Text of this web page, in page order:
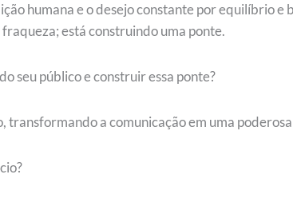
humana e o desejo constante por equilíbrio
está construindo uma ponte.
seu público e construir essa ponte?
a comunicação em uma